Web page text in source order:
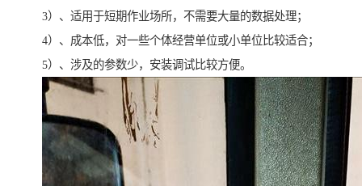
3）、适用于短期作业场所，不需要大量的数据处理；
4）、成本低，对一些个体经营单位或小单位比较适合；
5）、涉及的参数少，安装调试比较方便。